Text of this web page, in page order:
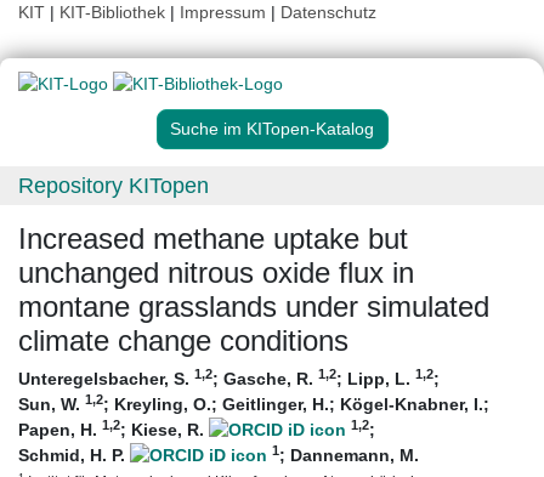
KIT | KIT-Bibliothek | Impressum | Datenschutz
Suche im KITopen-Katalog
Repository KITopen
Increased methane uptake but
unchanged nitrous oxide flux in
montane grasslands under simulated
climate change conditions
Unteregelsbacher, S. 1,2; Gasche, R. 1,2; Lipp, L. 1,2;
Sun, W. 1,2; Kreyling, O.; Geitlinger, H.; Kögel-Knabner, I.;
Papen, H. 1,2; Kiese, R. 1,2;
Schmid, H. P.
1; Dannemann, M.